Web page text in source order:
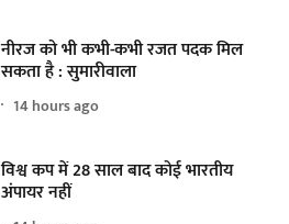
नीरज को भी कभी-कभी रजत पदक मिल
सकता है : सुमारीवाला
14 hours ago
विश्व कप में 28 साल बाद कोई भारतीय
अंपायर नहीं